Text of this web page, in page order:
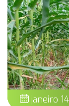
janeiro